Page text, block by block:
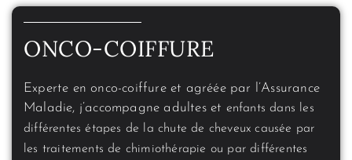
ONCO-COIFFURE
Experte en onco-coiffure et agréée par l’Assurance
Maladie, j’accompagne adultes et enfants dans les
différentes étapes de la chute de cheveux causée par
les traitements de chimiothérapie ou par différentes